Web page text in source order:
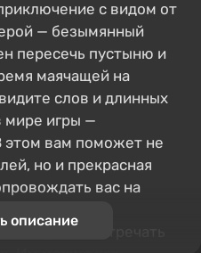
с видом от
— безымянный
пересечь пустыню и
маячащей на
слов и длинных
мире игры —
вам поможет не
но и прекрасная
вас на
время своего
вы будете встречать
описание